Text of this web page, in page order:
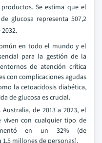
Se estima que el
glucosa representa 507,2
en todo el mundo y el
para la gestión de la
de atención crítica
con complicaciones agudas
la cetoacidosis diabética,
de glucosa es crucial.
de 2013 a 2023, el
con cualquier tipo de
en un 32% (de
millones de personas).